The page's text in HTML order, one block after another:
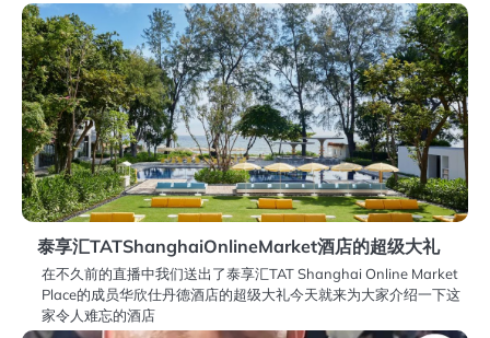
泰享汇TATShanghaiOnlineMarket酒店的超级大礼
在不久前的直播中我们送出了泰享汇TAT Shanghai Online Market
Place的成员华欣仕丹德酒店的超级大礼今天就来为大家介绍一下这
家令人难忘的酒店